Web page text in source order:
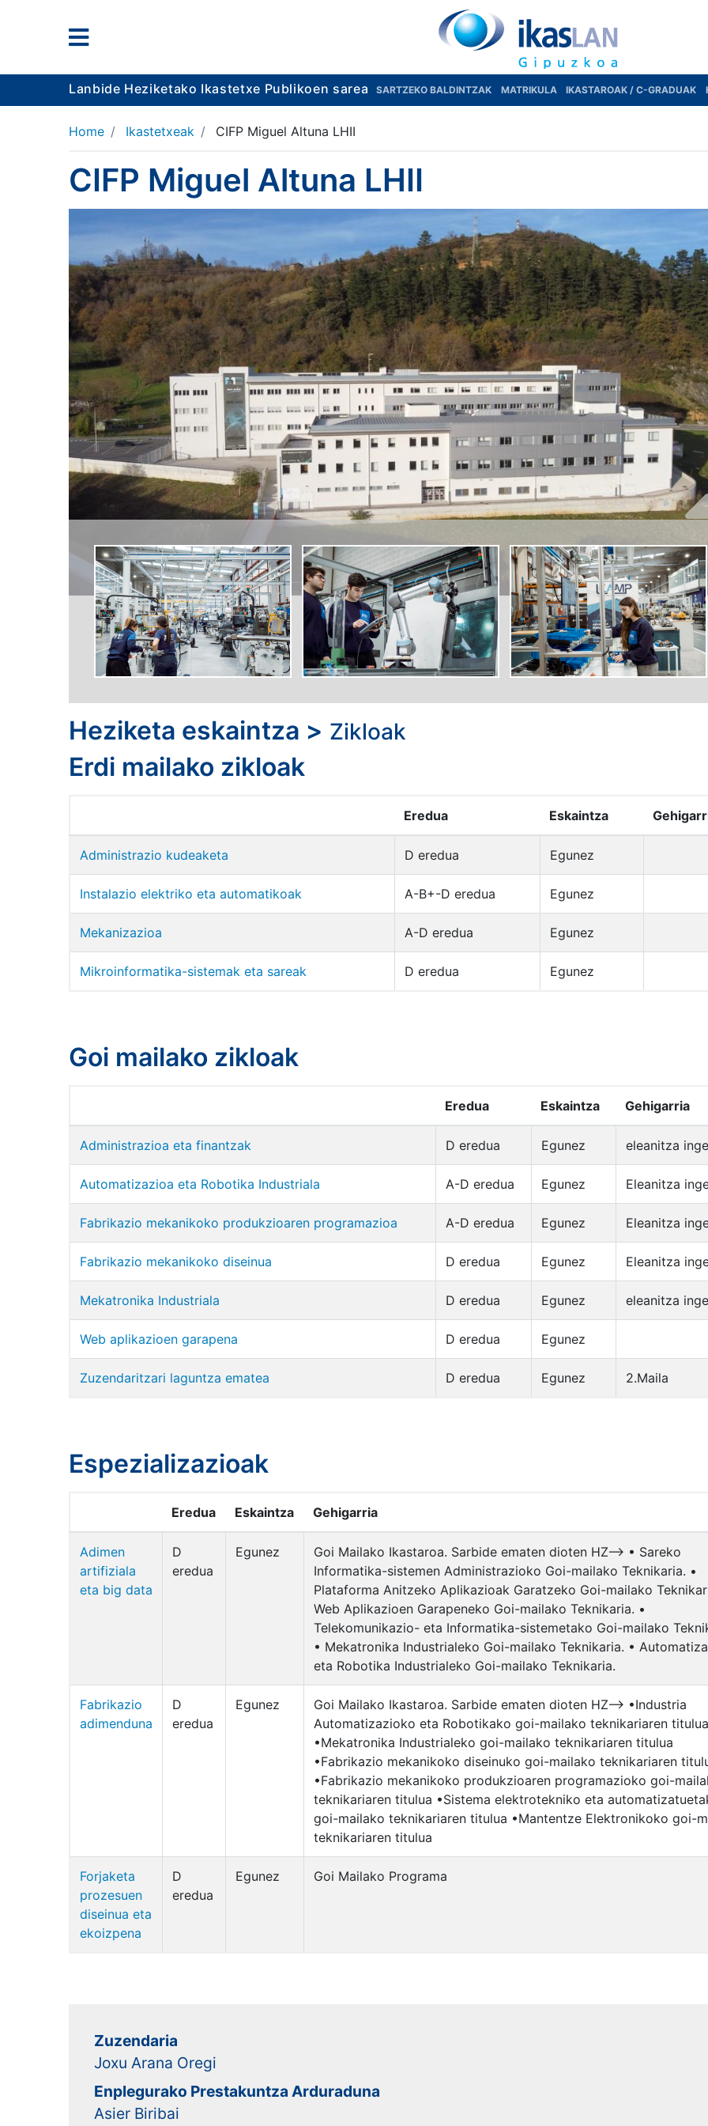
Lanbide Heziketako Ikastetxe Publikoen sarea SARTZEKO BALDINTZAK MATRIKULA IKASTAROAK / C-GRADUAK
Home Ikastetxeak CIFP Miguel Altuna LHII
CIFP Miguel Altuna LHII
Heziketa eskaintza > Zikloak
Erdi mailako zikloak
Eredua Eskaintza
Administrazio kudeaketa D eredua Egunez
Instalazio elektriko eta automatikoak A-B+-D eredua Egunez
Mekanizazioa A-D eredua Egunez
Mikroinformatika-sistemak eta sareak D eredua Egunez
Goi mailako zikloak
Eredua Eskaintza Gehigarria
Administrazioa eta finantzak D eredua Egunez eleanitza
Automatizazioa eta Robotika Industriala A-D eredua Egunez Eleanitza
Fabrikazio mekanikoko produkzioaren programazioa A-D eredua Egunez Eleanitza
Fabrikazio mekanikoko diseinua D eredua Egunez Eleanitza
Mekatronika Industriala D eredua Egunez eleanitza
Web aplikazioen garapena D eredua Egunez
Zuzendaritzari laguntza ematea D eredua Egunez 2.Maila
Espezializazioak
Eredua Eskaintza Gehigarria
Adimen
artifiziala
eta big data
D
eredua
Egunez
Goi Mailako Ikastaroa. Sarbide ematen dioten HZ--> • Sareko
Informatika-sistemen Administrazioko Goi-mailako Teknikaria. •
Plataforma Anitzeko Aplikazioak Garatzeko Goi-mailako
Web Aplikazioen Garapeneko Goi-mailako Teknikaria. •
Telekomunikazio- eta Informatika-sistemetako Goi-mailako
• Mekatronika Industrialeko Goi-mailako Teknikaria. •
eta Robotika Industrialeko Goi-mailako Teknikaria.
Fabrikazio
adimenduna
D
eredua
Egunez
Goi Mailako Ikastaroa. Sarbide ematen dioten HZ--> •Industria
Automatizazioko eta Robotikako goi-mailako teknikariaren titulua
•Mekatronika Industrialeko goi-mailako teknikariaren titulua
•Fabrikazio mekanikoko diseinuko goi-mailako teknikariaren
•Fabrikazio mekanikoko produkzioaren programazioko goi-
teknikariaren titulua •Sistema elektrotekniko eta
goi-mailako teknikariaren titulua •Mantentze Elektronikoko goi-
teknikariaren titulua
Forjaketa
prozesuen
diseinua eta
ekoizpena
D
eredua
Egunez Goi Mailako Programa
Zuzendaria
Joxu Arana Oregi
Enplegurako Prestakuntza Arduraduna
Asier Biribai